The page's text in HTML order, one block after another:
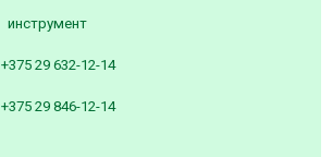
инструмент
+375 29 632-12-14
+375 29 846-12-14